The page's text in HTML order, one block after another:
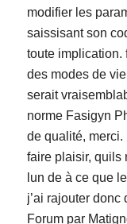
modifier les
saissisant son
toute implication.
des modes de
serait
norme Fasigyn
de qualité,
faire plaisir, quils
lun de à ce que
j’ai rajouter
Forum par